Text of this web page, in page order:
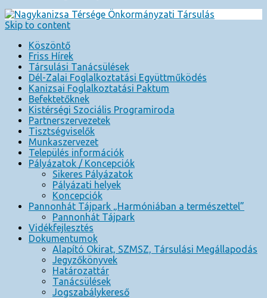
Skip to content
Köszöntő
Friss Hírek
Társulási Tanácsülések
Dél-Zalai Foglalkoztatási Együttműködés
Kanizsai Foglalkoztatási Paktum
Befektetőknek
Kistérségi Szociális Programiroda
Partnerszervezetek
Tisztségviselők
Munkaszervezet
Település információk
Pályázatok / Koncepciók
Sikeres Pályázatok
Pályázati helyek
Koncepciók
Pannonhát Tájpark „Harmóniában a természettel”
Pannonhát Tájpark
Vidékfejlesztés
Dokumentumok
Alapító Okirat, SZMSZ, Társulási Megállapodás
Jegyzőkönyvek
Határozattár
Tanácsülések
Jogszabálykereső